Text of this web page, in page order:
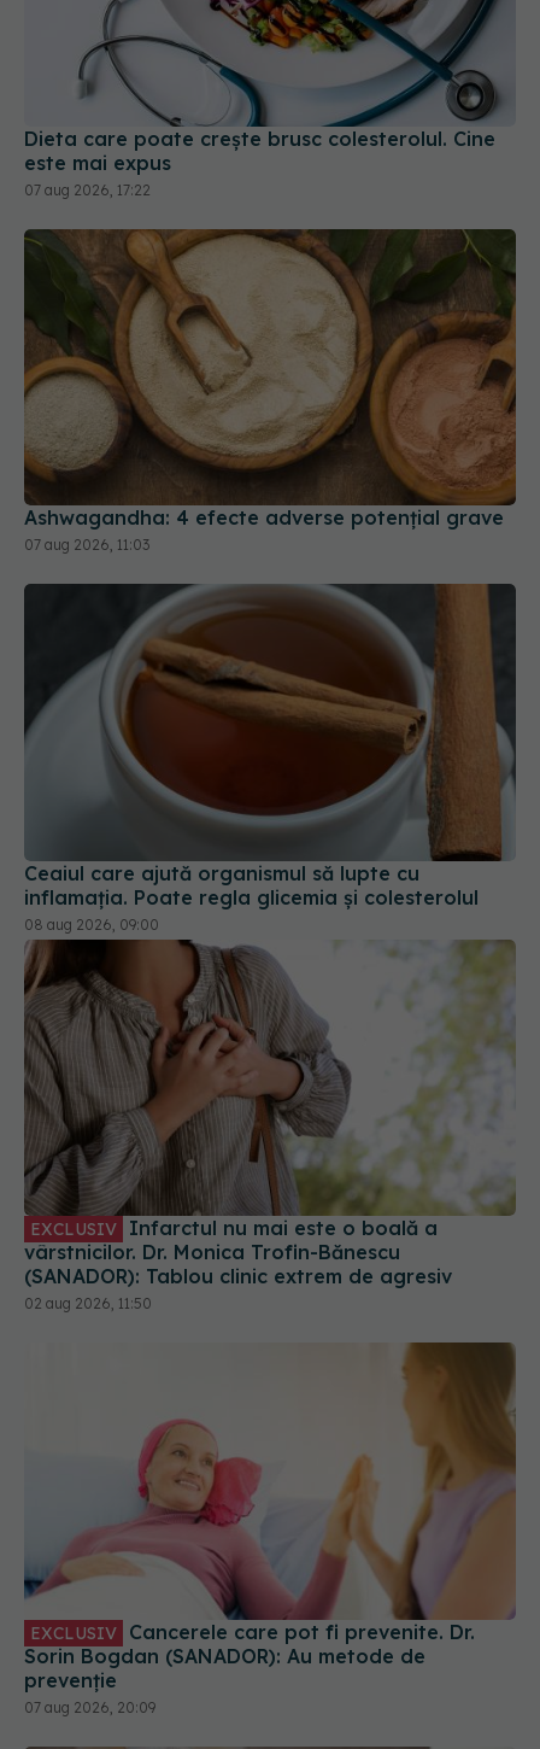
Dieta care poate crește brusc colesterolul. Cine
este mai expus
07 aug 2026, 17:22
Ashwagandha: 4 efecte adverse potențial grave
07 aug 2026, 11:03
Ceaiul care ajută organismul să lupte cu
inflamația. Poate regla glicemia și colesterolul
08 aug 2026, 09:00
EXCLUSIV
vârstnicilor. Dr. Monica Trofin-Bănescu
(SANADOR): Tablou clinic extrem de agresiv
02 aug 2026, 11:50
EXCLUSIV
Sorin Bogdan (SANADOR): Au metode de
prevenție
07 aug 2026, 20:09